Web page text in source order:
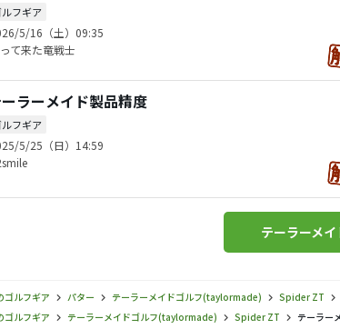
ルフギア
5/16（土）09:35
て来た竜戦士
ラーメイド製品精度
ルフギア
5/25（日）14:59
テーラーメ
ゴルフギア パター テーラーメイドゴルフ(taylormade) Spider ZT
ゴルフギア テーラーメイドゴルフ(taylormade) Spider ZT テーラー